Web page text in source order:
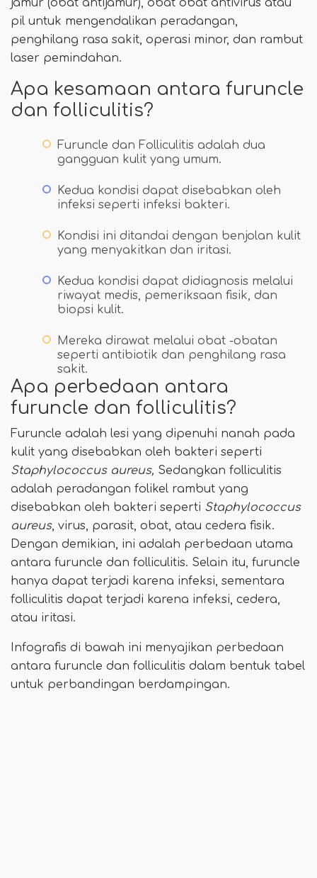
jamur (obat antijamur), obat obat antivirus atau
pil untuk mengendalikan peradangan,
penghilang rasa sakit, operasi minor, dan rambut
laser pemindahan.
Apa kesamaan antara furuncle
dan folliculitis?
Furuncle dan Folliculitis adalah dua
gangguan kulit yang umum.
Kedua kondisi dapat disebabkan oleh
infeksi seperti infeksi bakteri.
Kondisi ini ditandai dengan benjolan kulit
yang menyakitkan dan iritasi.
Kedua kondisi dapat didiagnosis melalui
riwayat medis, pemeriksaan fisik, dan
biopsi kulit.
Mereka dirawat melalui obat -obatan
seperti antibiotik dan penghilang rasa
sakit.
Apa perbedaan antara
furuncle dan folliculitis?
Furuncle adalah lesi yang dipenuhi nanah pada
kulit yang disebabkan oleh bakteri seperti
Staphylococcus aureus, Sedangkan folliculitis
adalah peradangan folikel rambut yang
disebabkan oleh bakteri seperti Staphylococcus
aureus, virus, parasit, obat, atau cedera fisik.
Dengan demikian, ini adalah perbedaan utama
antara furuncle dan folliculitis. Selain itu, furuncle
hanya dapat terjadi karena infeksi, sementara
folliculitis dapat terjadi karena infeksi, cedera,
atau iritasi.
Infografis di bawah ini menyajikan perbedaan
antara furuncle dan folliculitis dalam bentuk tabel
untuk perbandingan berdampingan.